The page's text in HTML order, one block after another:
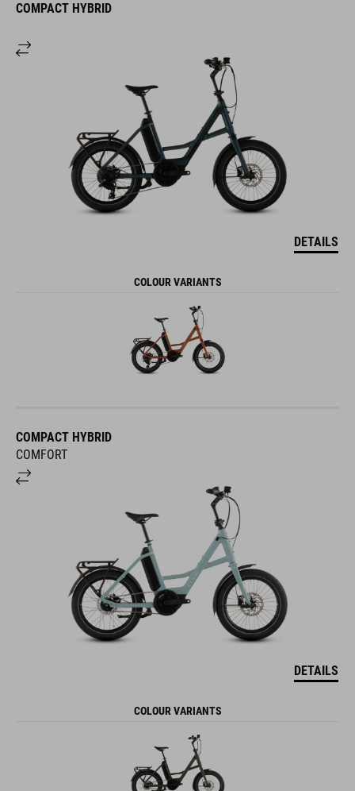
COMPACT HYBRID
DETAILS
COLOUR VARIANTS
COMPACT HYBRID
COMFORT
DETAILS
COLOUR VARIANTS